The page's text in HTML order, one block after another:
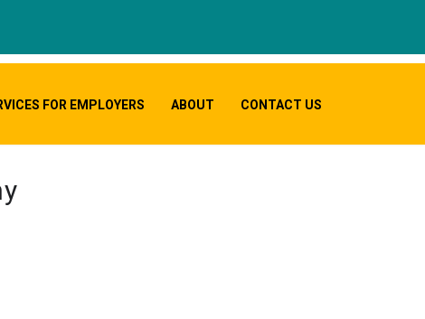
FOR EMPLOYERS ABOUT CONTACT US